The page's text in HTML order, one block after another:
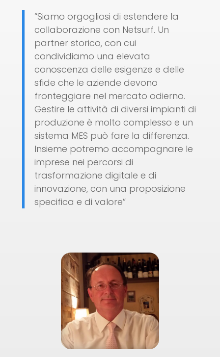
“Siamo orgogliosi di estendere la
collaborazione con Netsurf. Un
partner storico, con cui
condividiamo una elevata
conoscenza delle esigenze e delle
sfide che le aziende devono
fronteggiare nel mercato odierno.
Gestire le attività di diversi impianti di
produzione è molto complesso e un
sistema MES può fare la differenza.
Insieme potremo accompagnare le
imprese nei percorsi di
trasformazione digitale e di
innovazione, con una proposizione
specifica e di valore”